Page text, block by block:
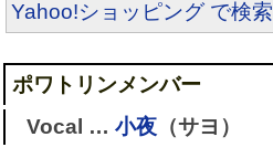
Yahoo!ショッピング で検索
ポワトリンメンバー
Vocal … 小夜（サヨ）